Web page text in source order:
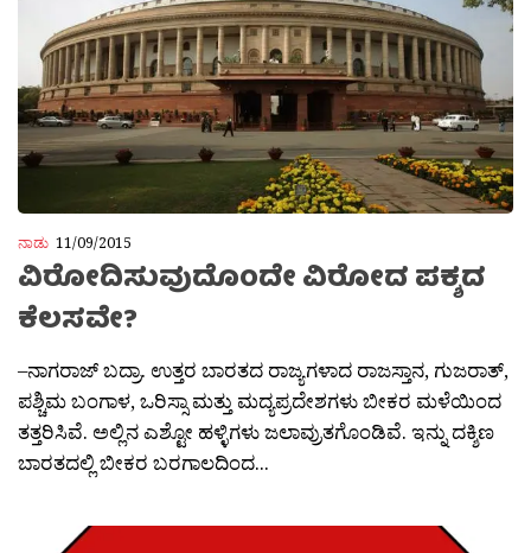
ನಾಡು 11/09/2015
ವಿರೋದಿಸುವುದೊಂದೇ ವಿರೋದ ಪಕ್ಶದ
ಕೆಲಸವೇ?
–ನಾಗರಾಜ್ ಬದ್ರಾ. ಉತ್ತರ ಬಾರತದ ರಾಜ್ಯಗಳಾದ ರಾಜಸ್ತಾನ, ಗುಜರಾತ್,
ಪಶ್ಚಿಮ ಬಂಗಾಳ, ಒರಿಸ್ಸಾ ಮತ್ತು ಮದ್ಯಪ್ರದೇಶಗಳು ಬೀಕರ ಮಳೆಯಿಂದ
ತತ್ತರಿಸಿವೆ. ಅಲ್ಲಿನ ಎಶ್ಟೋ ಹಳ್ಳಿಗಳು ಜಲಾವ್ರುತಗೊಂಡಿವೆ. ಇನ್ನು ದಕ್ಶಿಣ
ಬಾರತದಲ್ಲಿ ಬೀಕರ ಬರಗಾಲದಿಂದ...